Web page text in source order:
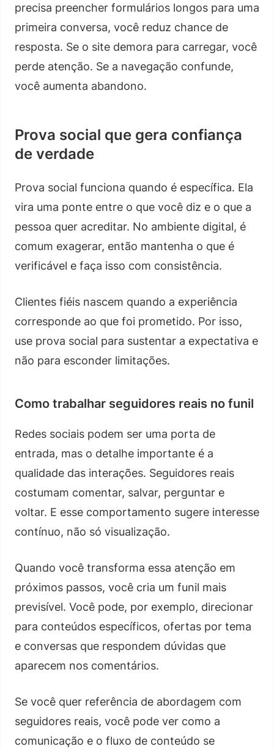
precisa preencher formulários longos para uma
primeira conversa, você reduz chance de
resposta. Se o site demora para carregar, você
perde atenção. Se a navegação confunde,
você aumenta abandono.
Prova social que gera confiança
de verdade
Prova social funciona quando é específica. Ela
vira uma ponte entre o que você diz e o que a
pessoa quer acreditar. No ambiente digital, é
comum exagerar, então mantenha o que é
verificável e faça isso com consistência.
Clientes fiéis nascem quando a experiência
corresponde ao que foi prometido. Por isso,
use prova social para sustentar a expectativa e
não para esconder limitações.
Como trabalhar seguidores reais no funil
Redes sociais podem ser uma porta de
entrada, mas o detalhe importante é a
qualidade das interações. Seguidores reais
costumam comentar, salvar, perguntar e
voltar. E esse comportamento sugere interesse
contínuo, não só visualização.
Quando você transforma essa atenção em
próximos passos, você cria um funil mais
previsível. Você pode, por exemplo, direcionar
para conteúdos específicos, ofertas por tema
e conversas que respondem dúvidas que
aparecem nos comentários.
Se você quer referência de abordagem com
seguidores reais, você pode ver como a
comunicação e o fluxo de conteúdo se